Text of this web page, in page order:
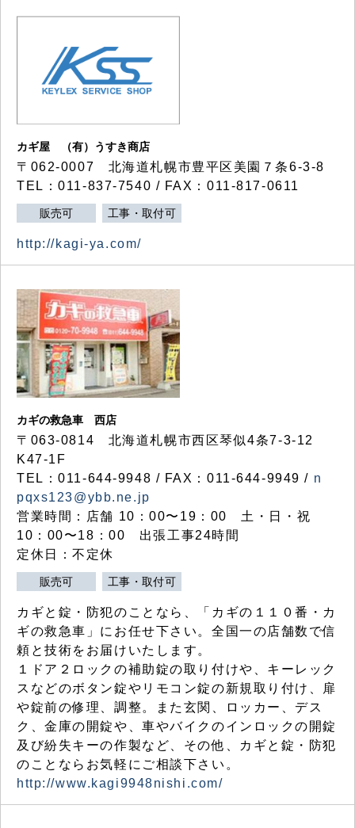
カギ屋 （有）うすき商店
〒062-0007 北海道札幌市豊平区美園７条6-3-8
TEL：011-837-7540 / FAX：011-817-0611
販売可 工事・取付可
http://kagi-ya.com/
カギの救急車 西店
〒063-0814 北海道札幌市西区琴似4条7-3-12
K47-1F
TEL：011-644-9948 / FAX：011-644-9949 / n
pqxs123@ybb.ne.jp
営業時間：店舗 10：00〜19：00 土・日・祝
10：00〜18：00 出張工事24時間
定休日：不定休
販売可 工事・取付可
カギと錠・防犯のことなら、「カギの１１０番・カ
ギの救急車」にお任せ下さい。全国一の店舗数で信
頼と技術をお届けいたします。
１ドア２ロックの補助錠の取り付けや、キーレック
スなどのボタン錠やリモコン錠の新規取り付け、扉
や錠前の修理、調整。また玄関、ロッカー、デス
ク、金庫の開錠や、車やバイクのインロックの開錠
及び紛失キーの作製など、その他、カギと錠・防犯
のことならお気軽にご相談下さい。
http://www.kagi9948nishi.com/